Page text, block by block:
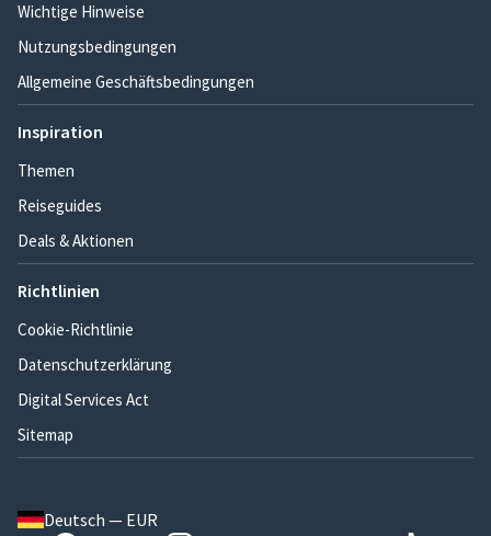
Wichtige Hinweise
Nutzungsbedingungen
Allgemeine Geschäftsbedingungen
Inspiration
Themen
Reiseguides
Deals & Aktionen
Richtlinien
Cookie-Richtlinie
Datenschutzerklärung
Digital Services Act
Sitemap
Deutsch — EUR